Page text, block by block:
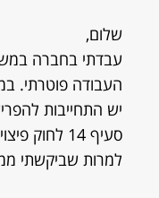
שלום,
עבדתי בחברה
העבודה פוטרתי.
יש התחייבות
סעיף 14
למרות שביקשתי